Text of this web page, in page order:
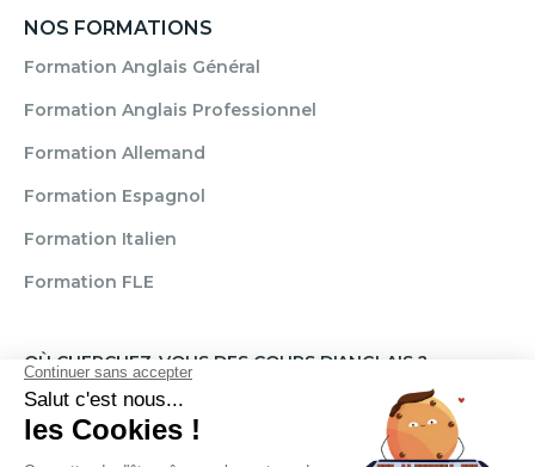
NOS FORMATIONS
Formation Anglais Général
Formation Anglais Professionnel
Formation Allemand
Formation Espagnol
Formation Italien
Formation FLE
OÙ CHERCHEZ-VOUS DES COURS D'ANGLAIS ?
ParisMarseilleLille Grenoble
Angers
NarbonneRouenAix-en-Provence Montpellier Lyon